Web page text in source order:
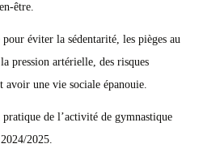
être.
éviter la sédentarité, les pièges au
pression artérielle, des risques
avoir une vie sociale épanouie.
de l’activité de gymnastique
2025.